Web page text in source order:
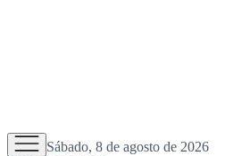
Sábado, 8 de agosto de 2026